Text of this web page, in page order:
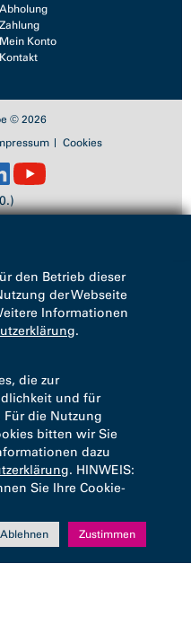
Abholung
Zahlung
Mein Konto
Kontakt
© 2026
Cookies
den Betrieb dieser
der Webseite
Informationen
.
die zur
und für
die Nutzung
bitten wir Sie
dazu
. HINWEIS:
Sie Ihre Cookie-
Zustimmen
Ablehnen